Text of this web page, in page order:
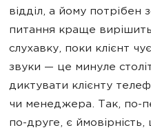
відділ, а йому потрібен
питання краще
слухавку, поки клієнт
звуки — це минуле
диктувати клієнту
чи менеджера. Так, по-
по-друге, є ймовірність,